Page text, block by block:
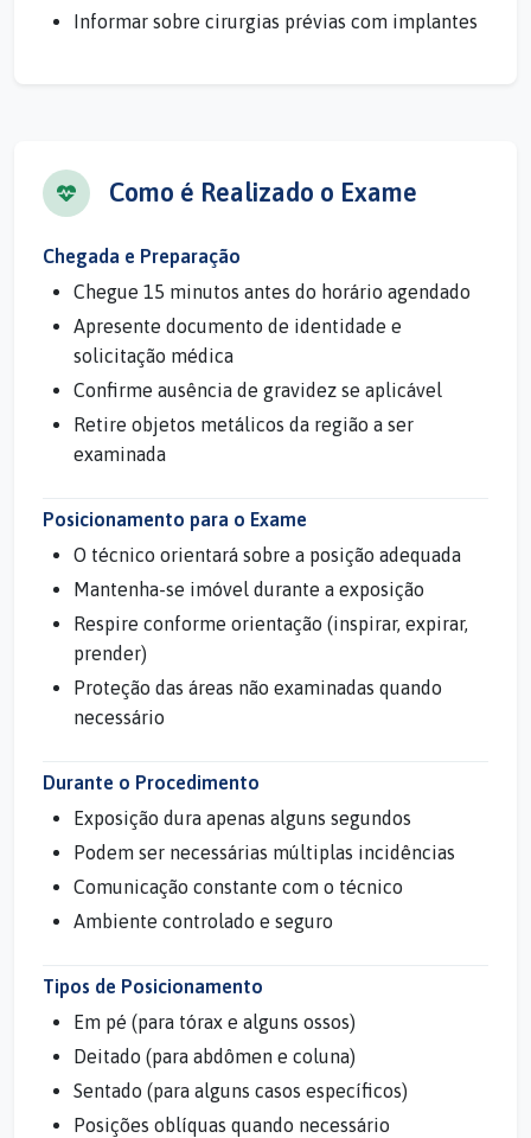
Informar sobre cirurgias prévias com implantes
Como é Realizado o Exame
Chegada e Preparação
Chegue 15 minutos antes do horário agendado
Apresente documento de identidade e
solicitação médica
Confirme ausência de gravidez se aplicável
Retire objetos metálicos da região a ser
examinada
Posicionamento para o Exame
O técnico orientará sobre a posição adequada
Mantenha-se imóvel durante a exposição
Respire conforme orientação (inspirar, expirar,
prender)
Proteção das áreas não examinadas quando
necessário
Durante o Procedimento
Exposição dura apenas alguns segundos
Podem ser necessárias múltiplas incidências
Comunicação constante com o técnico
Ambiente controlado e seguro
Tipos de Posicionamento
Em pé (para tórax e alguns ossos)
Deitado (para abdômen e coluna)
Sentado (para alguns casos específicos)
Posições oblíquas quando necessário